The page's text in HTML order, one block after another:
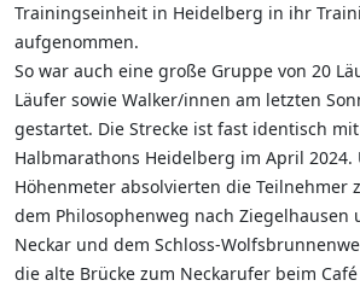
Trainingseinheit in Heidelberg in ihr
aufgenommen.
So war auch eine große Gruppe von 20
Läufer sowie Walker/innen am letzten
gestartet. Die Strecke ist fast identisch mit
Halbmarathons Heidelberg im April 2024.
Höhenmeter absolvierten die Teilnehmer
dem Philosophenweg nach Ziegelhausen
Neckar und dem Schloss-
die alte Brücke zum Neckarufer beim